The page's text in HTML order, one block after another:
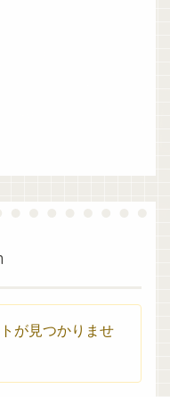
が見つかりませ